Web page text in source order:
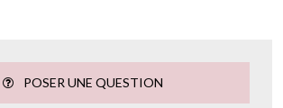
POSER UNE QUESTION